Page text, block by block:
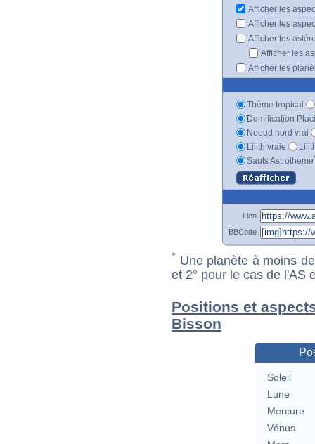
Afficher les
Afficher les
Afficher les
Afficher les
Afficher les
Thème tropical
Domification
Noeud nord vrai
Lilith vraie
Sauts Astrotheme
Lien
BBCode
* Une planète à moins
et 2° pour le cas de l'AS
Positions et
Bisson
Soleil
Lune
Mercure
Vénus